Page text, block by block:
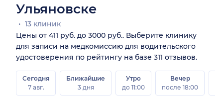
Ульяновске
13 клиник
Цены от 411 руб. до 3000 руб.. Выберите клинику
для записи на медкомиссию для водительского
удостоверения по рейтингу на базе 311 отзывов.
Сегодня
7 авг.
Ближайшие
3 дня
Утро
до 11:00
Вечер
после 18:00